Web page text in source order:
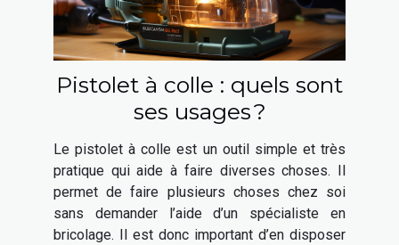
Pistolet à colle : quels sont
ses usages ?
Le pistolet à colle est un outil simple et très
pratique qui aide à faire diverses choses. Il
permet de faire plusieurs choses chez soi
sans demander l’aide d’un spécialiste en
bricolage. Il est donc important d’en disposer